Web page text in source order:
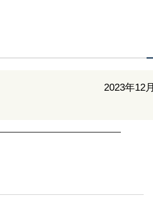
2023年12月